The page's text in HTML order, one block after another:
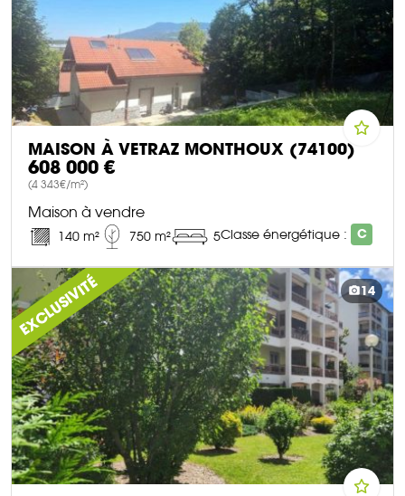
MAISON À VETRAZ MONTHOUX (74100)
608 000 €
(4 343€/m²)
Maison à vendre
140 m² 750 m² 5Classe énergétique : C
DÉCOUVRIR CE BIEN
EXCLUSIVITÉ 14